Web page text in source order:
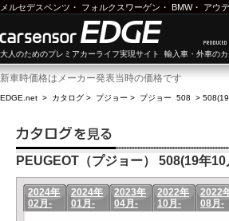
メルセデスベンツ ・ フォルクスワーゲン ・ BMW・ アウ
大人のためのプレミアカーライフ実現サイト 輸入車・外車の
新車時価格はメーカー発表当時の価格です
EDGE.net > カタログ > プジョー > プジョー 508 >
PEUGEOT（プジョー） 508(19年
2024年
02月-
2024年
01月-
2023年
04月-
2022年
10月-
2022
08月-